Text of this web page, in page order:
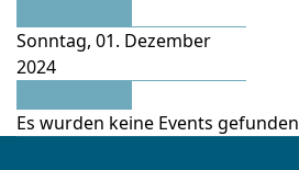
Sonntag, 01. Dezember
2024
Es wurden keine Events gefunden